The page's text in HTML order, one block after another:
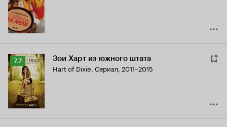
7.6
Рейтинг
Кинопоиска
7.7
7.7 Зои Харт из южного штата
Hart of Dixie, Сериал, 2011–2015